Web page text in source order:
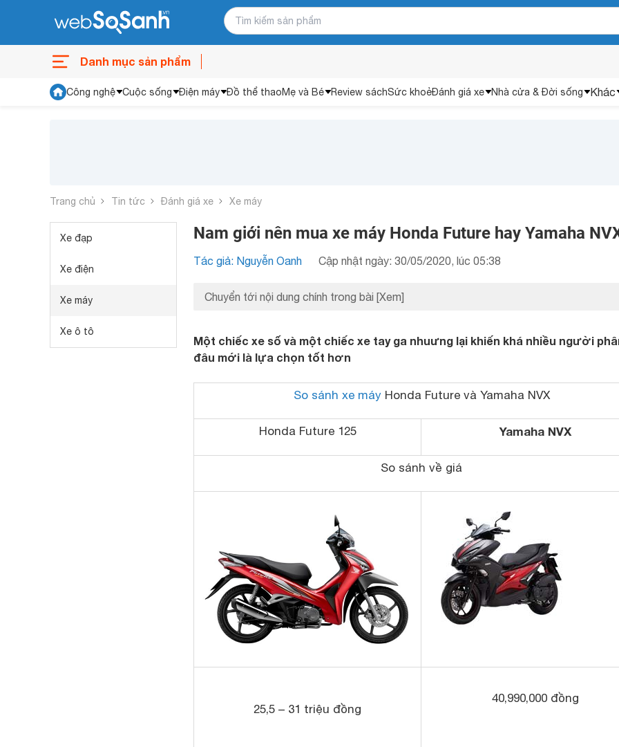
Danh mục sản phẩm
Công nghệ Cuộc sống Điện máy Đồ thể thaoMẹ và Bé Review sáchSức khoẻĐánh giá xe Nhà cửa & Đời sống Khác
Trang chủ Tin tức Đánh giá xe Xe máy
Xe đạp
Xe điện
Xe máy
Xe ô tô
Nam giới nên mua xe máy Honda Future hay Yamaha
Tác giả: Nguyễn Oanh Cập nhật ngày: 30/05/2020, lúc 05:38
Chuyển tới nội dung chính trong bài [Xem]
Một chiếc xe số và một chiếc xe tay ga nhuưng lại khiến khá nhiều người
đâu mới là lựa chọn tốt hơn
So sánh xe máy Honda Futurevà Yamaha NVX
Honda Future 125 Yamaha NVX
So sánh về giá
25,5 – 31 triệu đồng
40,990,000 đồng